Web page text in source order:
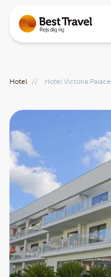
Rejsekalender
Inspiration
Information
Hotel // Hotel Victoria Palace